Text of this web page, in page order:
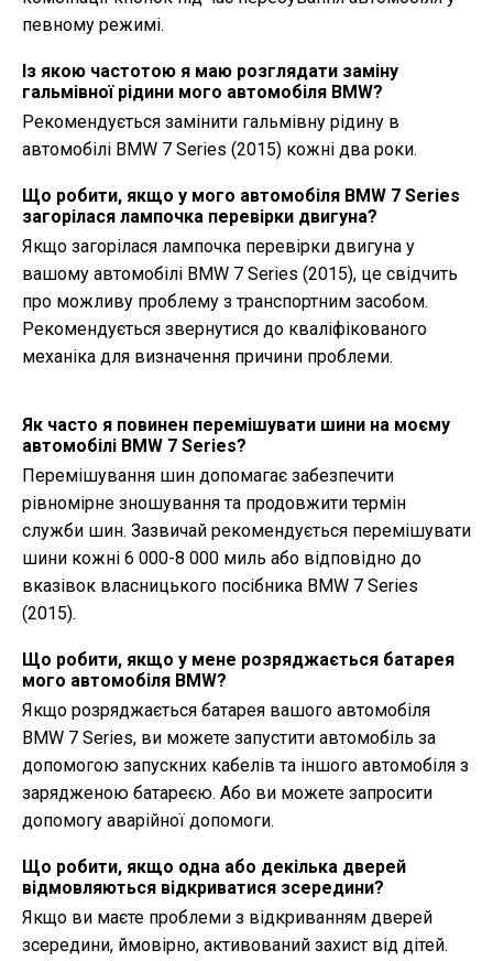
певному режимі.
Із якою частотою я маю розглядати заміну
гальмівної рідини мого автомобіля BMW?
Рекомендується замінити гальмівну рідину в
автомобілі BMW 7 Series (2015) кожні два роки.
Що робити, якщо у мого автомобіля BMW 7 Series
загорілася лампочка перевірки двигуна?
Якщо загорілася лампочка перевірки двигуна у
вашому автомобілі BMW 7 Series (2015), це свідчить
про можливу проблему з транспортним засобом.
Рекомендується звернутися до кваліфікованого
механіка для визначення причини проблеми.
Як часто я повинен перемішувати шини на моєму
автомобілі BMW 7 Series?
Перемішування шин допомагає забезпечити
рівномірне зношування та продовжити термін
служби шин. Зазвичай рекомендується перемішувати
шини кожні 6 000-8 000 миль або відповідно до
вказівок власницького посібника BMW 7 Series
(2015).
Що робити, якщо у мене розряджається батарея
мого автомобіля BMW?
Якщо розряджається батарея вашого автомобіля
BMW 7 Series, ви можете запустити автомобіль за
допомогою запускних кабелів та іншого автомобіля з
зарядженою батареєю. Або ви можете запросити
допомогу аварійної допомоги.
Що робити, якщо одна або декілька дверей
відмовляються відкриватися зсередини?
Якщо ви маєте проблеми з відкриванням дверей
зсередини, ймовірно, активований захист від дітей.